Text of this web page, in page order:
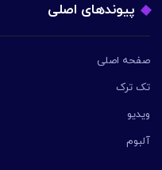
پیوندهای اصلی
صفحه اصلی
تک ترک
ویدیو
آلبوم